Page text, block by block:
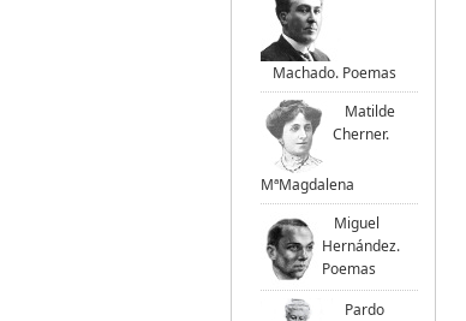
Machado. Poemas
Matilde
Cherner.
MªMagdalena
Miguel
Hernández.
Poemas
Pardo